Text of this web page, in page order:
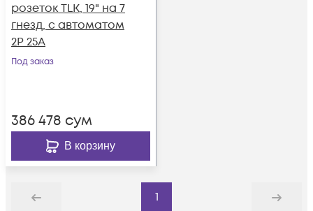
розеток TLK, 19" на 7
гнезд, с автоматом
2P 25A
Под заказ
386 478 сум
В корзину
Назад
1
Дальше